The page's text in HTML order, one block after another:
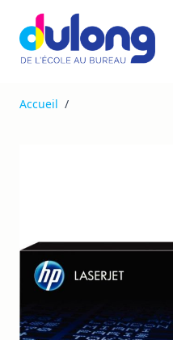
Allez au contenu
Accueil /